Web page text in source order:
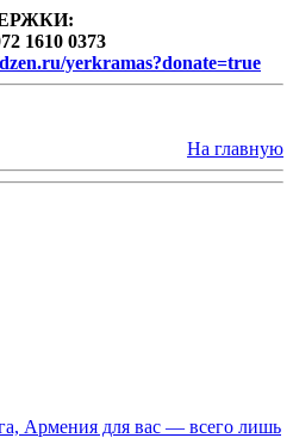
1610 0373
yerkramas?donate=true
На главную
Армения для вас — всего лишь